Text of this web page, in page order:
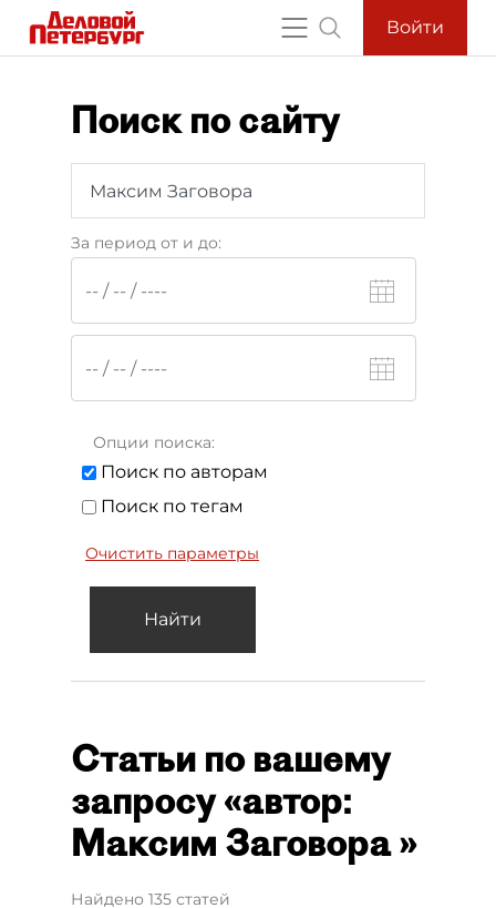
Войти
Поиск по сайту
За период от и до:
Опции поиска:
Поиск по авторам
Поиск по тегам
Найти
Очистить параметры
Статьи по вашему
запросу «автор:
Максим Заговора »
Найдено 135 статей